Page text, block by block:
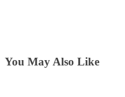
You May Also Like